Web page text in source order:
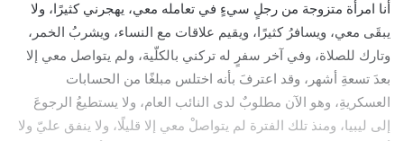
أنا امرأة متزوجة من رجلٍ سيءٍ في تعامله معي، يهجرني كثيرًا، ولا
يبقَى معي، ويسافرُ كثيرًا، ويقيم علاقات مع النساء، ويشربُ الخمر،
وتارك للصلاة، وفي آخر سفرٍ له تركني بالكلّية، ولم يتواصل معي إلا
بعدَ تسعةِ أشهر، وقد اعترفَ بأنه اختلس مبلغًا من الحسابات
العسكريةِ، وهو الآن مطلوبٌ لدى النائب العام، ولا يستطيعُ الرجوعَ
إلى ليبيا، ومنذ تلك الفترة لم يتواصلْ معي إلا قليلًا، ولا ينفق عليّ ولا